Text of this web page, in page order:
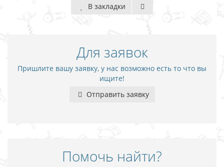
В закладки
Для заявок
Пришлите вашу заявку, у нас возможно есть то что вы
ищите!
Отправить заявку
Помочь найти?